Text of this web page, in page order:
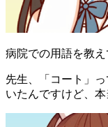
病院での用語を教え
先生、「コート」
いたんですけど、本